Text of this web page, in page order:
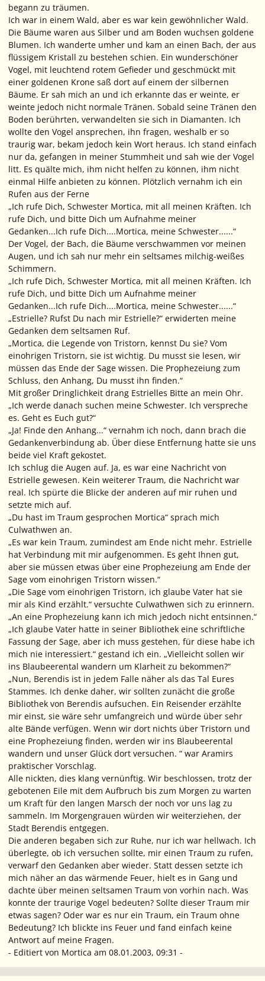
begann zu träumen.
Ich war in einem Wald, aber es war kein gewöhnlicher Wald.
Die Bäume waren aus Silber und am Boden wuchsen goldene
Blumen. Ich wanderte umher und kam an einen Bach, der aus
flüssigem Kristall zu bestehen schien. Ein wunderschöner
Vogel, mit leuchtend rotem Gefieder und geschmückt mit
einer goldenen Krone saß dort auf einem der silbernen
Bäume. Er sah mich an und ich erkannte das er weinte, er
weinte jedoch nicht normale Tränen. Sobald seine Tränen den
Boden berührten, verwandelten sie sich in Diamanten. Ich
wollte den Vogel ansprechen, ihn fragen, weshalb er so
traurig war, bekam jedoch kein Wort heraus. Ich stand einfach
nur da, gefangen in meiner Stummheit und sah wie der Vogel
litt. Es quälte mich, ihm nicht helfen zu können, ihm nicht
einmal Hilfe anbieten zu können. Plötzlich vernahm ich ein
Rufen aus der Ferne
„Ich rufe Dich, Schwester Mortica, mit all meinen Kräften. Ich
rufe Dich, und bitte Dich um Aufnahme meiner
Gedanken...Ich rufe Dich....Mortica, meine Schwester......“
Der Vogel, der Bach, die Bäume verschwammen vor meinen
Augen, und ich sah nur mehr ein seltsames milchig-weißes
Schimmern.
„Ich rufe Dich, Schwester Mortica, mit all meinen Kräften. Ich
rufe Dich, und bitte Dich um Aufnahme meiner
Gedanken...Ich rufe Dich....Mortica, meine Schwester......“
„Estrielle? Rufst Du nach mir Estrielle?“ erwiderten meine
Gedanken dem seltsamen Ruf.
„Mortica, die Legende von Tristorn, kennst Du sie? Vom
einohrigen Tristorn, sie ist wichtig. Du musst sie lesen, wir
müssen das Ende der Sage wissen. Die Prophezeiung zum
Schluss, den Anhang, Du musst ihn finden.“
Mit großer Dringlichkeit drang Estrielles Bitte an mein Ohr.
„Ich werde danach suchen meine Schwester. Ich verspreche
es. Geht es Euch gut?“
„Ja! Finde den Anhang...“ vernahm ich noch, dann brach die
Gedankenverbindung ab. Über diese Entfernung hatte sie uns
beide viel Kraft gekostet.
Ich schlug die Augen auf. Ja, es war eine Nachricht von
Estrielle gewesen. Kein weiterer Traum, die Nachricht war
real. Ich spürte die Blicke der anderen auf mir ruhen und
setzte mich auf.
„Du hast im Traum gesprochen Mortica“ sprach mich
Culwathwen an.
„Es war kein Traum, zumindest am Ende nicht mehr. Estrielle
hat Verbindung mit mir aufgenommen. Es geht Ihnen gut,
aber sie müssen etwas über eine Prophezeiung am Ende der
Sage vom einohrigen Tristorn wissen.“
„Die Sage vom einohrigen Tristorn, ich glaube Vater hat sie
mir als Kind erzählt.“ versuchte Culwathwen sich zu erinnern.
„An eine Prophezeiung kann ich mich jedoch nicht entsinnen.“
„Ich glaube Vater hatte in seiner Bibliothek eine schriftliche
Fassung der Sage, aber ich muss gestehen, für diese habe ich
mich nie interessiert.“ gestand ich ein. „Vielleicht sollen wir
ins Blaubeerental wandern um Klarheit zu bekommen?“
„Nun, Berendis ist in jedem Falle näher als das Tal Eures
Stammes. Ich denke daher, wir sollten zunächt die große
Bibliothek von Berendis aufsuchen. Ein Reisender erzählte
mir einst, sie wäre sehr umfangreich und würde über sehr
alte Bände verfügen. Wenn wir dort nichts über Tristorn und
eine Prophezeiung finden, werden wir ins Blaubeerental
wandern und unser Glück dort versuchen. “ war Aramirs
praktischer Vorschlag.
Alle nickten, dies klang vernünftig. Wir beschlossen, trotz der
gebotenen Eile mit dem Aufbruch bis zum Morgen zu warten
um Kraft für den langen Marsch der noch vor uns lag zu
sammeln. Im Morgengrauen würden wir weiterziehen, der
Stadt Berendis entgegen.
Die anderen begaben sich zur Ruhe, nur ich war hellwach. Ich
überlegte, ob ich versuchen sollte, mir einen Traum zu rufen,
verwarf den Gedanken aber wieder. Statt dessen setzte ich
mich näher an das wärmende Feuer, hielt es in Gang und
dachte über meinen seltsamen Traum von vorhin nach. Was
konnte der traurige Vogel bedeuten? Sollte dieser Traum mir
etwas sagen? Oder war es nur ein Traum, ein Traum ohne
Bedeutung? Ich blickte ins Feuer und fand einfach keine
Antwort auf meine Fragen.
- Editiert von Mortica am 08.01.2003, 09:31 -